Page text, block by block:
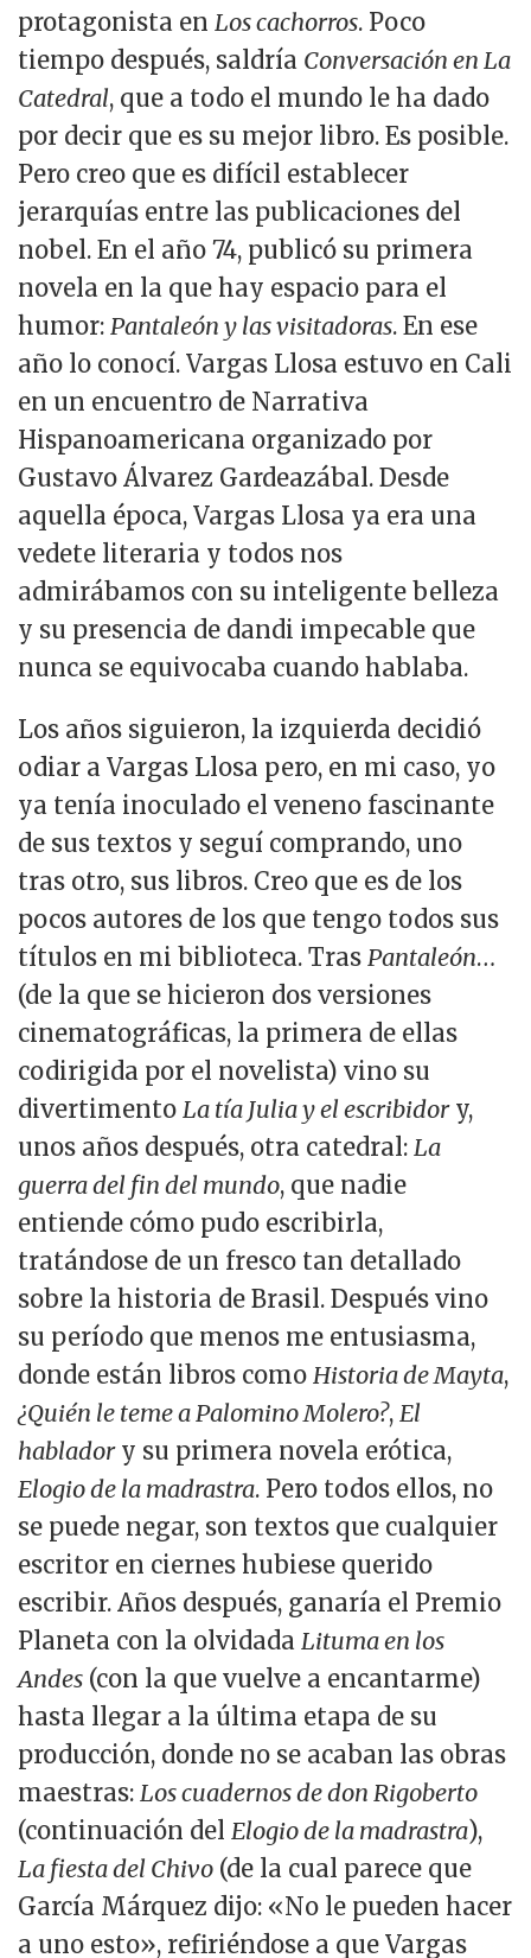
protagonista en Los cachorros. Poco
tiempo después, saldría Conversación en La
Catedral, que a todo el mundo le ha dado
por decir que es su mejor libro. Es posible.
Pero creo que es difícil establecer
jerarquías entre las publicaciones del
nobel. En el año 74, publicó su primera
novela en la que hay espacio para el
humor: Pantaleón y las visitadoras. En ese
año lo conocí. Vargas Llosa estuvo en Cali
en un encuentro de Narrativa
Hispanoamericana organizado por
Gustavo Álvarez Gardeazábal. Desde
aquella época, Vargas Llosa ya era una
vedete literaria y todos nos
admirábamos con su inteligente belleza
y su presencia de dandi impecable que
nunca se equivocaba cuando hablaba.
Los años siguieron, la izquierda decidió
odiar a Vargas Llosa pero, en mi caso, yo
ya tenía inoculado el veneno fascinante
de sus textos y seguí comprando, uno
tras otro, sus libros. Creo que es de los
pocos autores de los que tengo todos sus
títulos en mi biblioteca. Tras Pantaleón…
(de la que se hicieron dos versiones
cinematográficas, la primera de ellas
codirigida por el novelista) vino su
divertimento La tía Julia y el escribidory,
unos años después, otra catedral: La
guerra del fin del mundo, que nadie
entiende cómo pudo escribirla,
tratándose de un fresco tan detallado
sobre la historia de Brasil. Después vino
su período que menos me entusiasma,
donde están libros como Historia de Mayta,
¿Quién le teme a Palomino Molero?, El
habladory su primera novela erótica,
Elogio de la madrastra. Pero todos ellos, no
se puede negar, son textos que cualquier
escritor en ciernes hubiese querido
escribir. Años después, ganaría el Premio
Planeta con la olvidada Lituma en los
Andes (con la que vuelve a encantarme)
hasta llegar a la última etapa de su
producción, donde no se acaban las obras
maestras: Los cuadernos de don Rigoberto
(continuación del Elogio de la madrastra),
La fiesta del Chivo (de la cual parece que
García Márquez dijo: «No le pueden hacer
a uno esto», refiriéndose a que Vargas